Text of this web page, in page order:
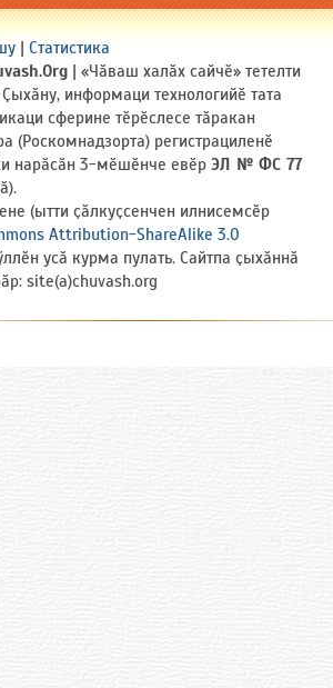
| Статистика
| «Чӑваш халӑх сайчӗ» тетелти
информаци технологийӗ тата
сферине тӗрӗслесе тӑракан
(Роскомнадзорта) регистрациленӗ
нарӑсӑн 3-мӗшӗнче евӗр ЭЛ № ФС 77
(ытти ҫӑлкуҫсенчен илнисемсӗр
Attribution-ShareAlike 3.0
усӑ курма пулать. Сайтпа ҫыхӑннӑ
site(a)chuvash.org